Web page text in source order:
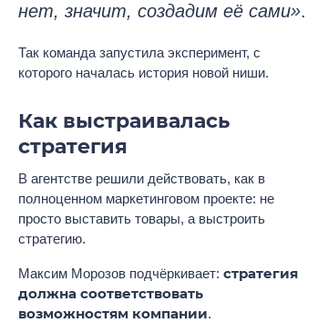
нет, значит, создадим её сами».
Так команда запустила эксперимент, с
которого началась история новой ниши.
Как выстраивалась
стратегия
В агентстве решили действовать, как в
полноценном маркетинговом проекте: не
просто выставить товары, а выстроить
стратегию.
Максим Морозов подчёркивает: стратегия
должна соответствовать
возможностям компании.